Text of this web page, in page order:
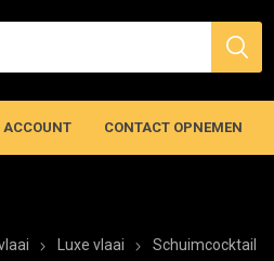
CONTACT OPNEMEN
Luxe vlaai Schuimcocktail